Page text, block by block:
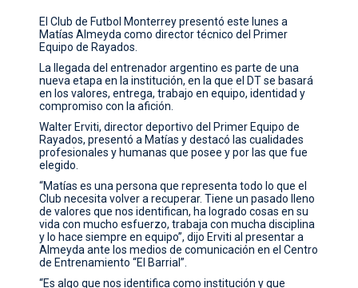
El Club de Futbol Monterrey presentó este lunes a
Matías Almeyda como director técnico del Primer
Equipo de Rayados.
La llegada del entrenador argentino es parte de una
nueva etapa en la institución, en la que el DT se basará
en los valores, entrega, trabajo en equipo, identidad y
compromiso con la afición.
Walter Erviti, director deportivo del Primer Equipo de
Rayados, presentó a Matías y destacó las cualidades
profesionales y humanas que posee y por las que fue
elegido.
“Matías es una persona que representa todo lo que el
Club necesita volver a recuperar. Tiene un pasado lleno
de valores que nos identifican, ha logrado cosas en su
vida con mucho esfuerzo, trabaja con mucha disciplina
y lo hace siempre en equipo”, dijo Erviti al presentar a
Almeyda ante los medios de comunicación en el Centro
de Entrenamiento “El Barrial”.
“Es algo que nos identifica como institución y que